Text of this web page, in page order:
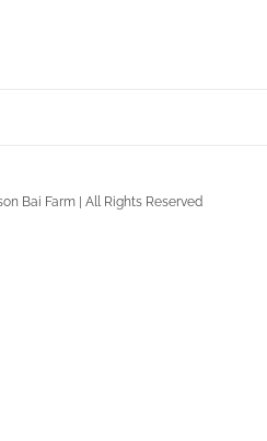
Bai Farm | All Rights Reserved